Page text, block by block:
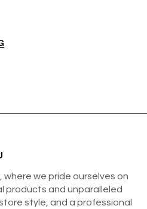
we pride ourselves on
products and unparalleled
style, and a professional